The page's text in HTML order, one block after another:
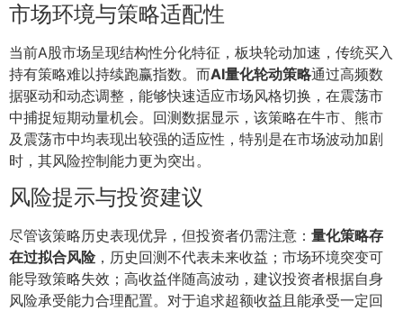
市场环境与策略适配性
当前A股市场呈现结构性分化特征，板块轮动加速，传统买入
持有策略难以持续跑赢指数。而AI量化轮动策略通过高频数
据驱动和动态调整，能够快速适应市场风格切换，在震荡市
中捕捉短期动量机会。回测数据显示，该策略在牛市、熊市
及震荡市中均表现出较强的适应性，特别是在市场波动加剧
时，其风险控制能力更为突出。
风险提示与投资建议
尽管该策略历史表现优异，但投资者仍需注意： 量化策略存
在过拟合风险，历史回测不代表未来收益；市场环境突变可
能导致策略失效；高收益伴随高波动，建议投资者根据自身
风险承受能力合理配置。对于追求超额收益且能承受一定回